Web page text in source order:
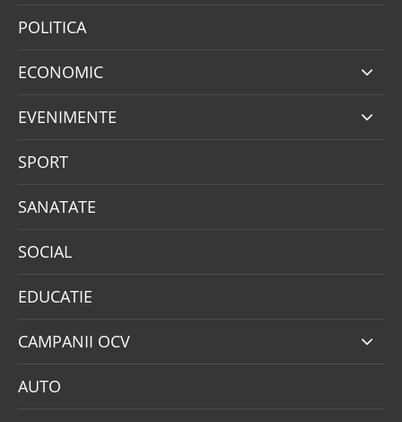
POLITICA
ECONOMIC
EVENIMENTE
SPORT
SANATATE
SOCIAL
EDUCATIE
CAMPANII OCV
AUTO